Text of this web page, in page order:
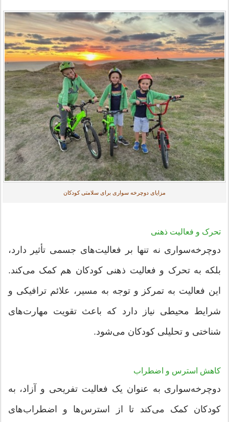
مزایای دوچرخه سواری برای سلامتی کودکان
تحرک و فعالیت ذهنی
دوچرخه‌سواری نه تنها بر فعالیت‌های جسمی تأثیر دارد،
بلکه به تحرک و فعالیت ذهنی کودکان هم کمک می‌کند.
این فعالیت به تمرکز و توجه به مسیر، علائم ترافیکی و
شرایط محیطی نیاز دارد که باعث تقویت مهارت‌های
شناختی و تحلیلی کودکان می‌شود.
کاهش استرس و اضطراب
دوچرخه‌سواری به عنوان یک فعالیت تفریحی و آزاد، به
کودکان کمک می‌کند تا از استرس‌ها و اضطراب‌های